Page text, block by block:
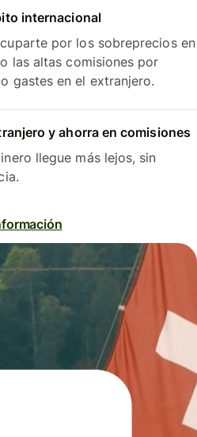
internacional
por los sobreprecios en
las altas comisiones por
gastes en el extranjero.
y ahorra en comisiones
llegue más lejos, sin